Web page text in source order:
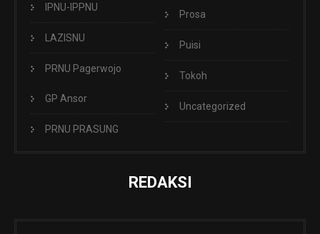
IPNU-IPPNU
LAZISNU
PRNU Pagerwojo
GP Ansor
PRNU PRASUNG
Prosa
Puisi
Tokoh
Uncategorized
REDAKSI